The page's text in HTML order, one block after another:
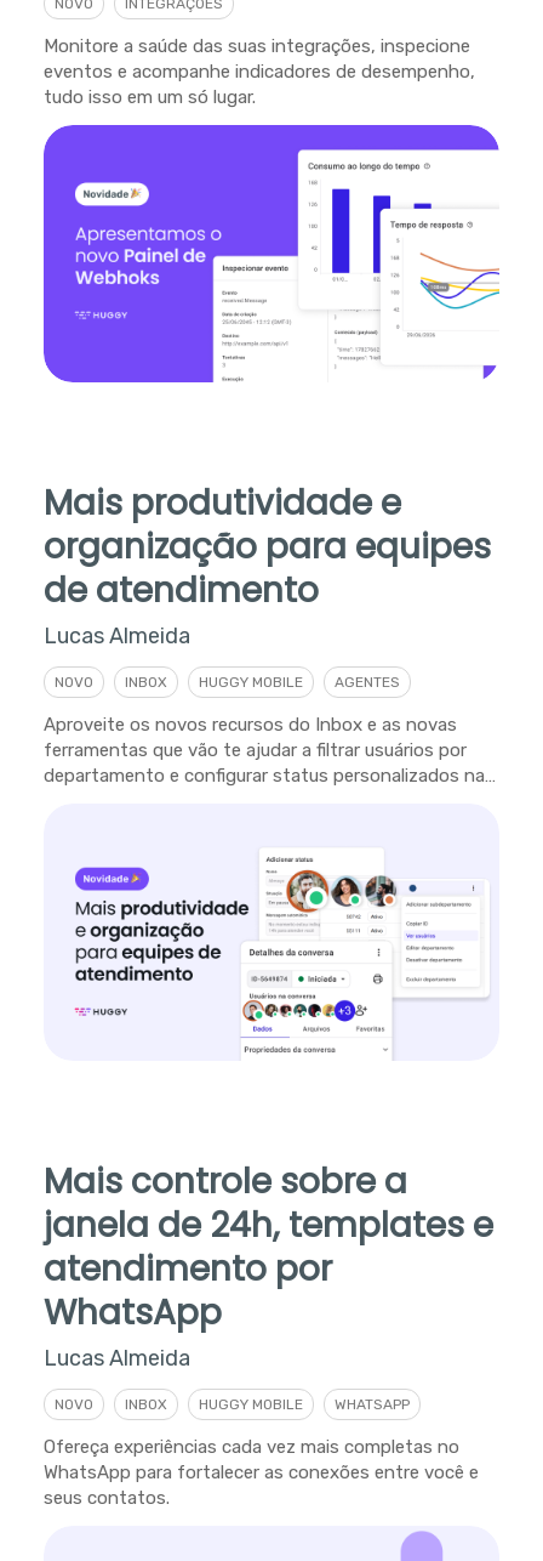
NOVO INTEGRAÇÕES
Monitore a saúde das suas integrações, inspecione
eventos e acompanhe indicadores de desempenho,
tudo isso em um só lugar.
Mais produtividade e
organização para equipes
de atendimento
Lucas Almeida
NOVO INBOX HUGGY MOBILE AGENTES
Aproveite os novos recursos do Inbox e as novas
ferramentas que vão te ajudar a filtrar usuários por
departamento e configurar status personalizados na
Mais controle sobre a
janela de 24h, templates e
atendimento por
WhatsApp
Lucas Almeida
NOVO INBOX HUGGY MOBILE WHATSAPP
Ofereça experiências cada vez mais completas no
WhatsApp para fortalecer as conexões entre você e
seus contatos.